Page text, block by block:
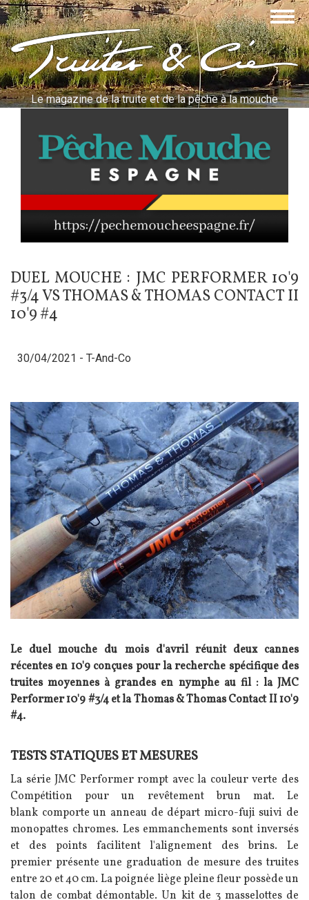
Aller
au
contenu
principalTruites & Cie
Le magazine de la truite et de la pêche à la mouche
DUEL MOUCHE : JMC PERFORMER 10'9
#3/4 VS THOMAS & THOMAS CONTACT II
10'9 #4
30/04/2021 - T-And-Co
Le duel mouche du mois d'avril réunit deux cannes
récentes en 10'9 conçues pour la recherche spécifique des
truites moyennes à grandes en nymphe au fil : la JMC
Performer 10'9 #3/4 et la Thomas & Thomas Contact II 10'9
#4.
Texte
TESTS STATIQUES ET MESURES
La série JMC Performer rompt avec la couleur verte des
Compétition pour un revêtement brun mat. Le
blank comporte un anneau de départ micro-fuji suivi de
monopattes chromes. Les emmanchements sont inversés
et des points facilitent l'alignement des brins. Le
premier présente une graduation de mesure des truites
entre 20 et 40 cm. La poignée liège pleine fleur possède un
talon de combat démontable. Un kit de 3 masselottes de